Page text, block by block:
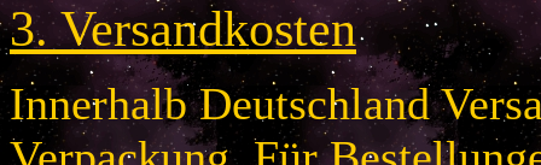
3.Versandkosten
Innerhalb Deutschland